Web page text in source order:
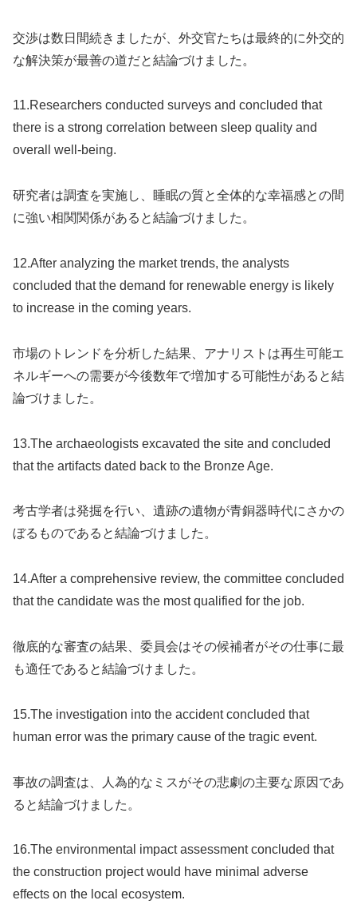
交渉は数日間続きましたが、外交官たちは最終的に外交的
な解決策が最善の道だと結論づけました。
11.Researchers conducted surveys and concluded that
there is a strong correlation between sleep quality and
overall well-being.
研究者は調査を実施し、睡眠の質と全体的な幸福感との間
に強い相関関係があると結論づけました。
12.After analyzing the market trends, the analysts
concluded that the demand for renewable energy is likely
to increase in the coming years.
市場のトレンドを分析した結果、アナリストは再生可能エ
ネルギーへの需要が今後数年で増加する可能性があると結
論づけました。
13.The archaeologists excavated the site and concluded
that the artifacts dated back to the Bronze Age.
考古学者は発掘を行い、遺跡の遺物が青銅器時代にさかの
ぼるものであると結論づけました。
14.After a comprehensive review, the committee concluded
that the candidate was the most qualified for the job.
徹底的な審査の結果、委員会はその候補者がその仕事に最
も適任であると結論づけました。
15.The investigation into the accident concluded that
human error was the primary cause of the tragic event.
事故の調査は、人為的なミスがその悲劇の主要な原因であ
ると結論づけました。
16.The environmental impact assessment concluded that
the construction project would have minimal adverse
effects on the local ecosystem.